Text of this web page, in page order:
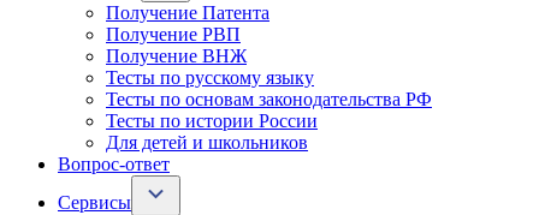
Получение Патента
Получение РВП
Получение ВНЖ
Тесты по русскому языку
Тесты по основам законодательства РФ
Тесты по истории России
Для детей и школьников
Вопрос-ответ
Сервисы